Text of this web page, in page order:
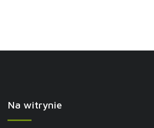
Na witrynie